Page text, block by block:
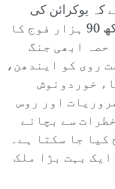
کہ یوکرائن کی
سرحد پر تعینات 1 لاکھ 90 ہزار فوج کا
حصہ ابھی جنگ
روی کو ایندھن،
خوردونوش
اور روس
سے بچانے
جا سکتا ہے۔
بہت بڑا ملک